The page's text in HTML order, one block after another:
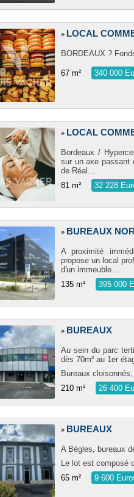
» LOCAL
BORDEAUX ?
67 m² 340 000
» LOCAL
Bordeaux /
sur un axe passant
de Réal...
81 m²
32 228
» BUREAUX
A proximité
propose un local
d'un immeuble...
135 m²
395 000
» BUREAUX
Au sein du parc
dès 70m² au 1er
Bureaux
210 m²
26 400
» BUREAUX
A Bègles, bureaux
Le lot est composé
65 m²
9 600